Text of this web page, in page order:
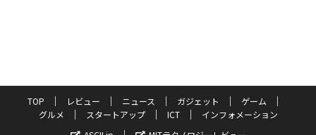
TOP レビュー ニュース ガジェット
ゲーム
グルメ
スタートアップ ICT
インフォメーション